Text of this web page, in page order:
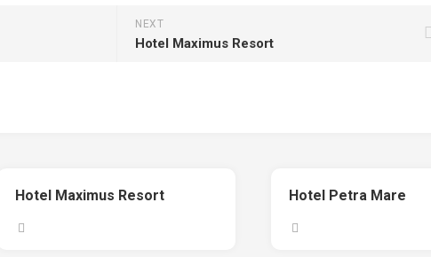
NEXT
Hotel Maximus Resort
Hotel Maximus Resort Hotel Petra Mare